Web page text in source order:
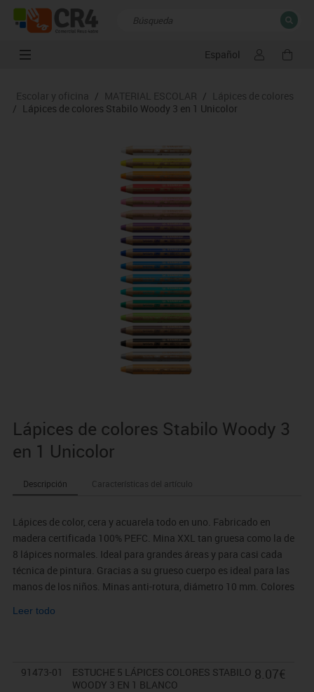
Español
Resultados de la búsqueda CERRAR
Escolar y oficina / MATERIAL ESCOLAR / Lápices de colores
/ Lápices de colores Stabilo Woody 3 en 1 Unicolor
Lápices de colores Stabilo Woody 3
en 1 Unicolor
Descripción Características del artículo
Lápices de color, cera y acuarela todo en uno. Fabricado en
madera certificada 100% PEFC. Mina XXL tan gruesa como la de
8 lápices normales. Ideal para grandes áreas y para casi cada
técnica de pintura. Gracias a su grueso cuerpo es ideal para las
manos de los niños. Minas anti-rotura, diámetro 10 mm. Colores
También escribe en superficies como el cristal, metal, etc...Cajas
Leer todo
91473-01
ESTUCHE 5 LÁPICES COLORES STABILO
WOODY 3 EN 1 BLANCO
8.07€